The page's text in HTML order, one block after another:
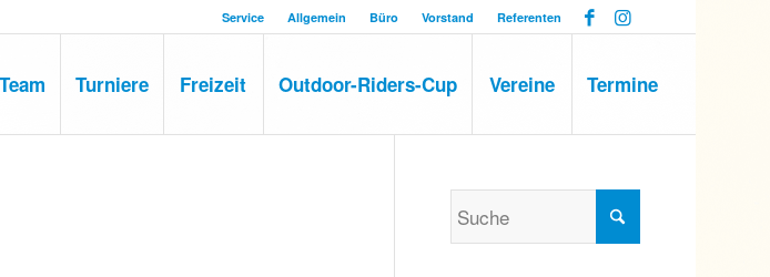
Service Allgemein Büro Vorstand Referenten
Turniere Freizeit Outdoor-Riders-Cup Vereine Termine